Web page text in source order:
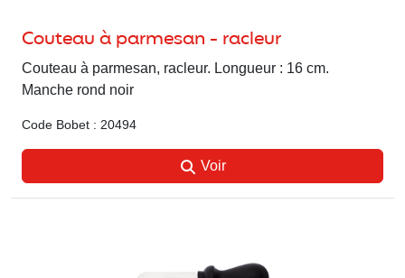
Couteau à parmesan - racleur
Couteau à parmesan, racleur. Longueur : 16 cm.
Manche rond noir
Code Bobet : 20494
Voir